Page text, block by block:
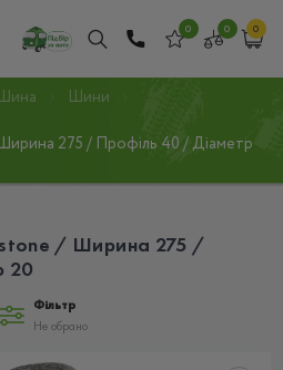
0 0 0
Шини
275 / Профіль 40 / Діаметр
/ Ширина 275 /
20
Фільтр
Не обрано